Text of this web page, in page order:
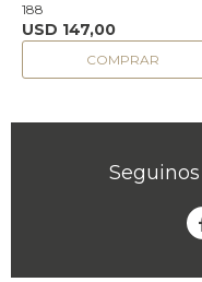
188
USD 147,00